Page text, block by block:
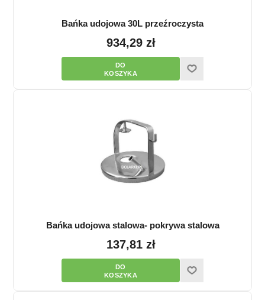
Bańka udojowa 30L przeźroczysta
934,29 zł
Bańka udojowa stalowa- pokrywa stalowa
137,81 zł